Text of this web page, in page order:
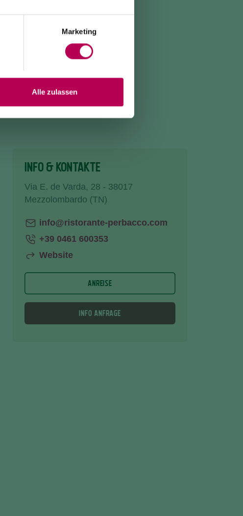
Marketing
Alle zulassen
INFO & KONTAKTE
Via E. de Varda, 28 - 38017
Mezzolombardo (TN)
info@ristorante-perbacco.com
+39 0461 600353
Website
ANREISE
INFO ANFRAGE